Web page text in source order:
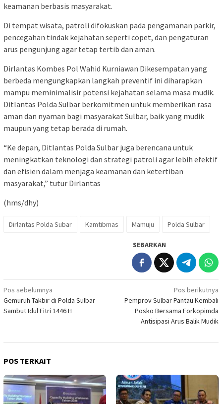
keamanan berbasis masyarakat.
Di tempat wisata, patroli difokuskan pada pengamanan parkir,
pencegahan tindak kejahatan seperti copet, dan pengaturan
arus pengunjung agar tetap tertib dan aman.
Dirlantas Kombes Pol Wahid Kurniawan Dikesempatan yang
berbeda mengungkapkan langkah preventif ini diharapkan
mampu meminimalisir potensi kejahatan selama masa mudik.
Ditlantas Polda Sulbar berkomitmen untuk memberikan rasa
aman dan nyaman bagi masyarakat Sulbar, baik yang mudik
maupun yang tetap berada di rumah.
“Ke depan, Ditlantas Polda Sulbar juga berencana untuk
meningkatkan teknologi dan strategi patroli agar lebih efektif
dan efisien dalam menjaga keamanan dan ketertiban
masyarakat,” tutur Dirlantas
(hms/dhy)
Dirlantas Polda Subar Kamtibmas Mamuju Polda Sulbar
SEBARKAN
Navigasi
pos
Pos sebelumnya
Gemuruh Takbir di Polda Sulbar
Sambut Idul Fitri 1446 H
Pos berikutnya
Pemprov Sulbar Pantau Kembali
Posko Bersama Forkopimda
Antisipasi Arus Balik Mudik
POS TERKAIT